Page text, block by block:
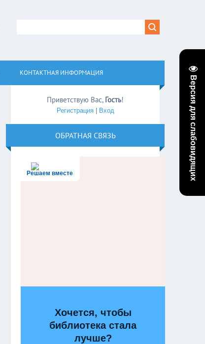
Версия для слабовидящих
КОНТАКТНАЯ ИНФОРМАЦИЯ
Приветствую Вас, Гость!
Регистрация| Вход
ОБРАТНАЯ СВЯЗЬ
Решаем вместе
Хочется, чтобы
библиотека стала
лучше?